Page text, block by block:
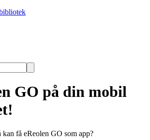
GO på din mobil
kan få eReolen GO som app?